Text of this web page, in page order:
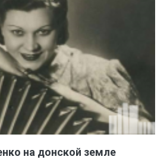
на донской земле